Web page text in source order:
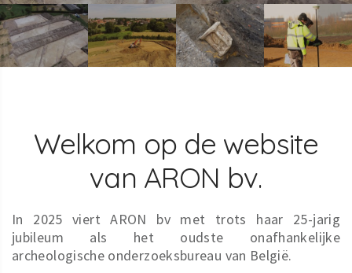
Welkom op de website
van ARON bv.
In 2025 viert ARON bv met trots haar 25-jarig
jubileum als het oudste onafhankelijke
archeologische onderzoeksbureau van België.